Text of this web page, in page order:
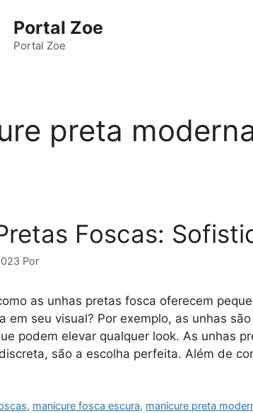
Portal Zoe
Portal Zoe
preta
Foscas:
Por
as unhas pretas fosca oferecem
em seu visual? Por exemplo, as unhas
podem elevar qualquer look. As unhas
são a escolha perfeita. Além de
, manicure fosca escura, manicure preta